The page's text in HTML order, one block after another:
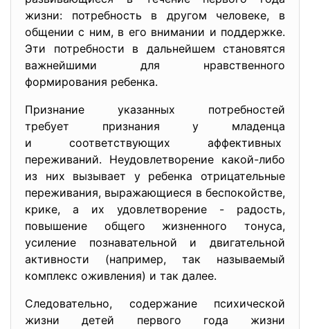
жизни: потребность в другом человеке, в
общении с ним, в его внимании и поддержке.
Эти потребности в дальнейшем становятся
важнейшими для нравственного
формирования ребенка.
Признание указанных потребностей
требует признания у младенца
и соответствующих аффективных
переживаний. Неудовлетворение какой-либо
из них вызывает у ребенка отрицательные
переживания, выражающиеся в беспокойстве,
крике, а их удовлетворение - радость,
повышение общего жизненного тонуса,
усиление познавательной и двигательной
активности (например, так называемый
комплекс оживления) и так далее.
Следовательно, содержание психической
жизни детей первого года жизни